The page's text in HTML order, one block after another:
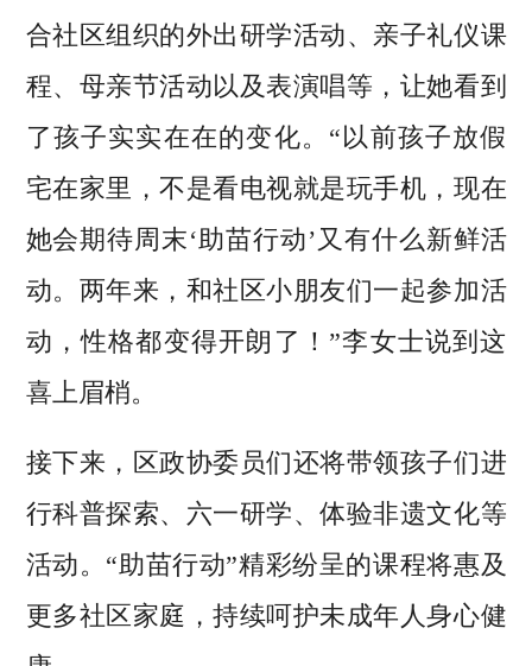
合社区组织的外出研学活动、亲子礼仪课
程、母亲节活动以及表演唱等，让她看到
了孩子实实在在的变化。“以前孩子放假
宅在家里，不是看电视就是玩手机，现在
她会期待周末‘助苗行动’又有什么新鲜活
动。两年来，和社区小朋友们一起参加活
动，性格都变得开朗了！”李女士说到这
喜上眉梢。
接下来，区政协委员们还将带领孩子们进
行科普探索、六一研学、体验非遗文化等
活动。“助苗行动”精彩纷呈的课程将惠及
更多社区家庭，持续呵护未成年人身心健